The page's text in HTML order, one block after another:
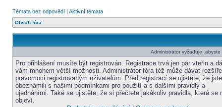
Témata bez odpovědí | Aktivní témata
Obsah fóra
Administrátor vyžaduje,
Pro přihlášení musíte být registrován. Registrace trvá jen pár vteřin a
vám mnohem větší možnosti. Administrátor fóra též může dávat
pravomoci registrovaným uživatelům. Před registrací se ujistěte, že
obeznámili s našimi podmínkami pro použití a s dalšími pravidly a
ujednáními. Také se ujistěte, že si přečtete jakákoliv pravidla, která se
objeví.